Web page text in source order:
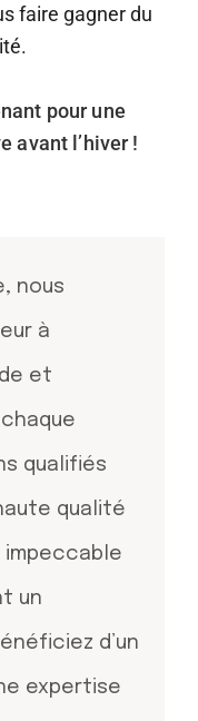
faire gagner du
pour une
avant l’hiver !
nous
à
et
qualifiés
qualité
un
d’un
expertise